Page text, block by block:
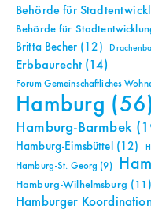
Behörde für
Behörde für
Britta Becher(12)
Erbbaurecht(14)
Forum Gemeinschaftliches
Hamburg
Hamburg-Barmbek
Hamburg-Eimsbüttel (12)
Hamburg-St. Georg (9)
Hamburg-Wilhelmsburg (11)
Hamburger